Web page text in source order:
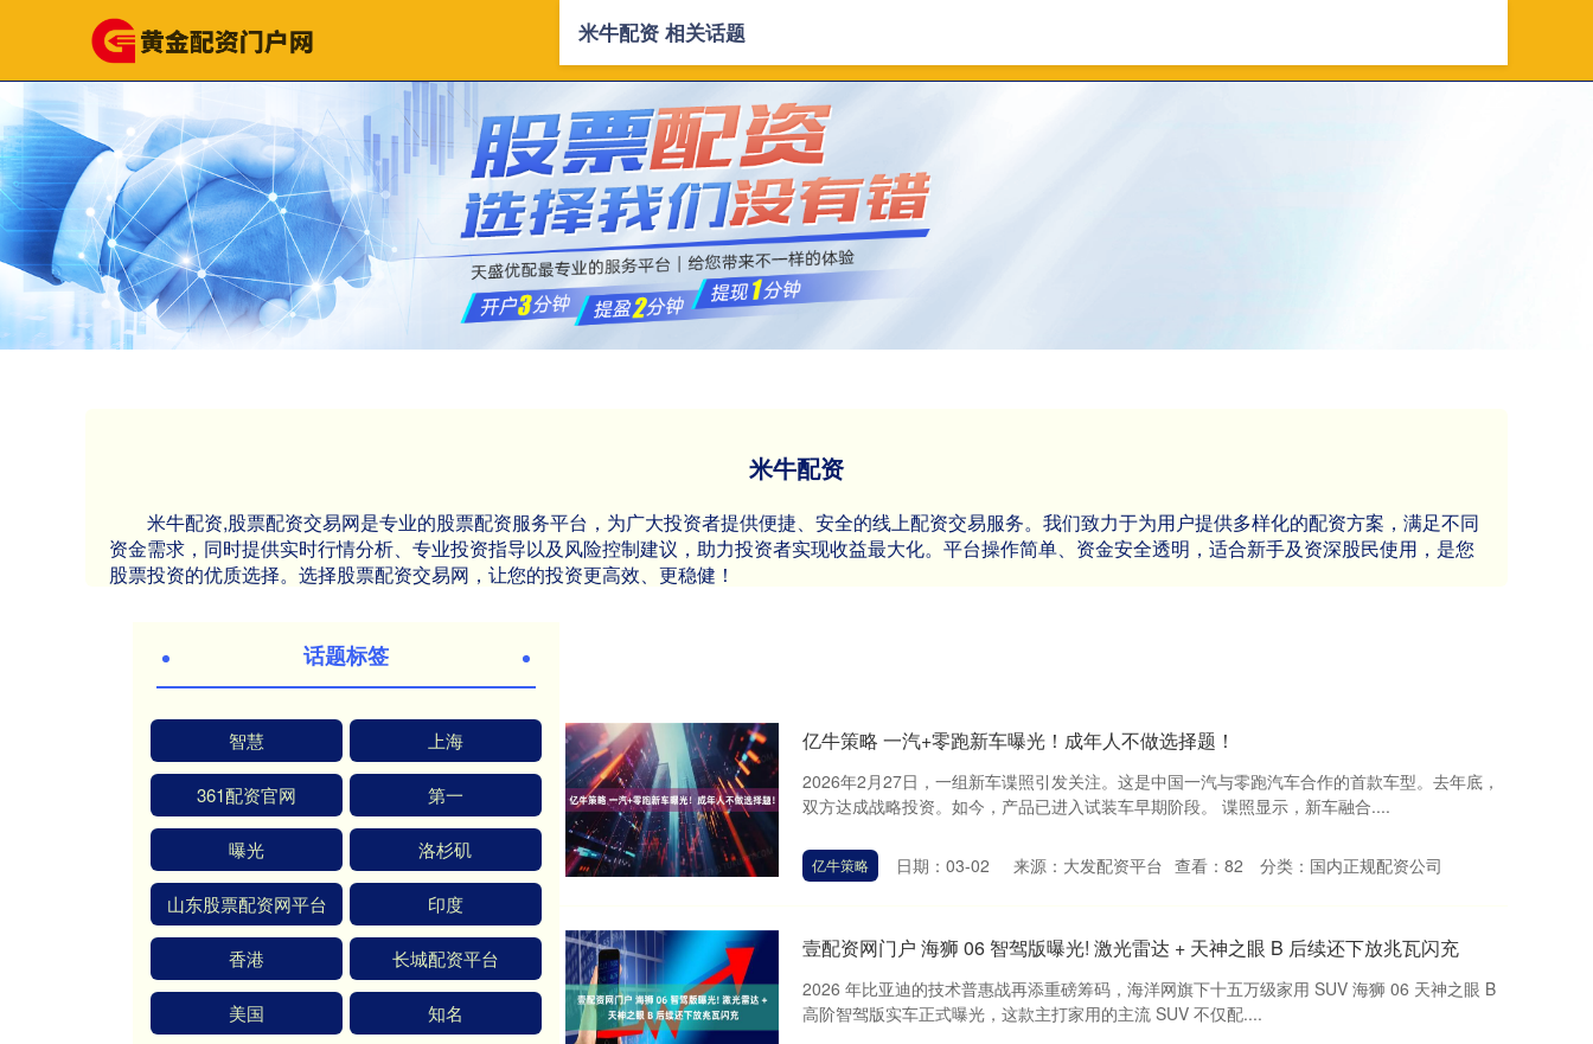
米牛配资
米牛配资,股票配资交易网是专业的股票配资服务平台，为广大投资者提供便捷、安全的线上配资交易服务。我们致力于为用户提供多样化的配资方案，满足不同
资金需求，同时提供实时行情分析、专业投资指导以及风险控制建议，助力投资者实现收益最大化。平台操作简单、资金安全透明，适合新手及资深股民使用，是您
股票投资的优质选择。选择股票配资交易网，让您的投资更高效、更稳健！
米牛配资 相关话题
亿牛策略 一汽+零跑新车曝光！成年人不做选择题！
2026年2月27日，一组新车谍照引发关注。这是中国一汽与零跑汽车合作的首款车型。去年底，
双方达成战略投资。如今，产品已进入试装车早期阶段。 谍照显示，新车融合....
亿牛策略 日期：03-02 来源：大发配资平台 查看： 82 分类： 国内正规配资公司
壹配资网门户 海狮 06 智驾版曝光! 激光雷达 + 天神之眼 B 后续还下放兆瓦闪充
2026 年比亚迪的技术普惠战再添重磅筹码，海洋网旗下十五万级家用 SUV 海狮 06 天神之眼 B
高阶智驾版实车正式曝光，这款主打家用的主流 SUV 不仅配....
话题标签
智慧 上海
361配资官网 第一
曝光 洛杉矶
山东股票配资网平台 印度
香港 长城配资平台
美国 知名